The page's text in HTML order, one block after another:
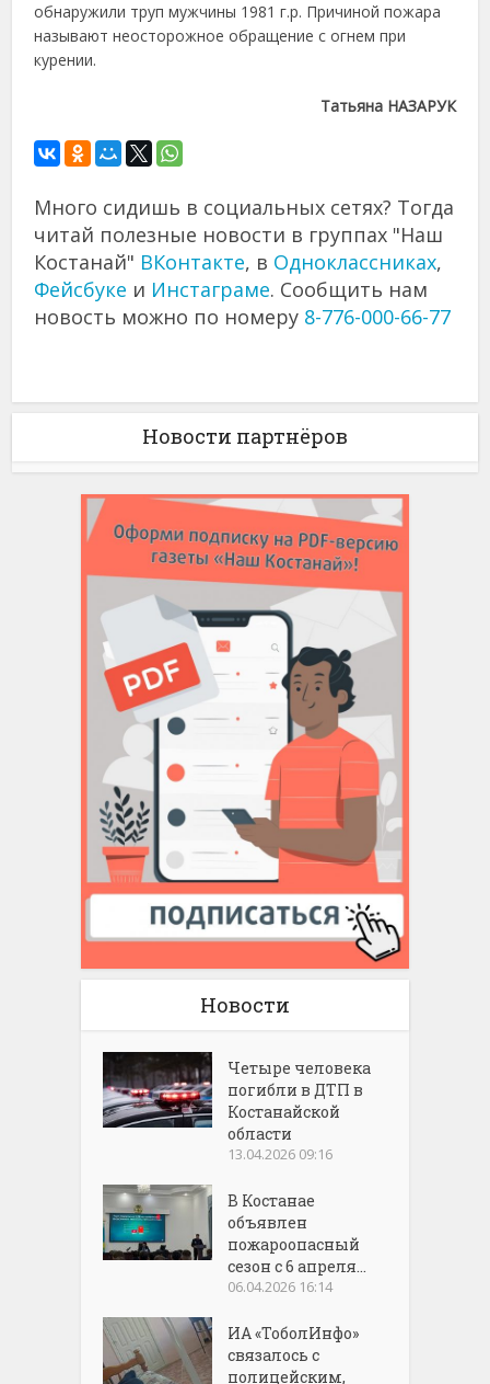
обнаружили труп мужчины 1981 г.р. Причиной пожара
называют неосторожное обращение с огнем при
курении.
Татьяна НАЗАРУК
Много сидишь в социальных сетях? Тогда
читай полезные новости в группах "Наш
Костанай" ВКонтакте, в Одноклассниках,
Фейсбуке и Инстаграме. Сообщить нам
новость можно по номеру 8-776-000-66-77
Новости партнёров
Новости
Четыре человека
погибли в ДТП в
Костанайской
области
13.04.2026 09:16
В Костанае
объявлен
пожароопасный
сезон с 6 апреля...
06.04.2026 16:14
ИА «ТоболИнфо»
связалось с
полицейским,